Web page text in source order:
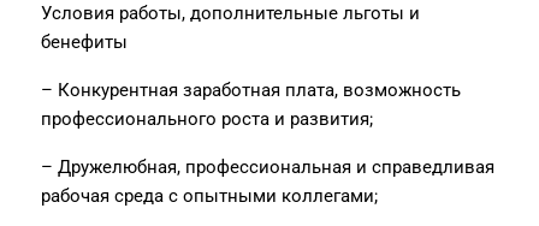
Условия работы, дополнительные льготы и
бенефиты
– Конкурентная заработная плата, возможность
профессионального роста и развития;
– Дружелюбная, профессиональная и справедливая
рабочая среда с опытными коллегами;